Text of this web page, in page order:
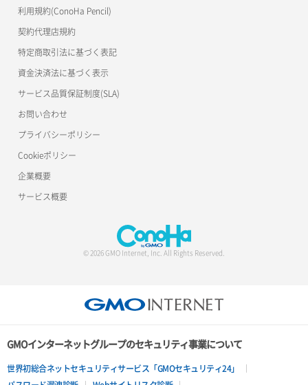
利用規約(ConoHa Pencil)
契約代理店規約
特定商取引法に基づく表記
資金決済法に基づく表示
サービス品質保証制度(SLA)
お問い合わせ
プライバシーポリシー
Cookieポリシー
企業概要
サービス概要
© 2026 GMO Internet, Inc. All Rights Reserved.
GMOインターネットグループのセキュリティ事業について
世界初総合ネットセキュリティサービス「GMOセキュリティ24」